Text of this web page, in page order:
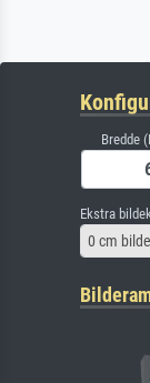
Bredde
Ekstra
0 cm